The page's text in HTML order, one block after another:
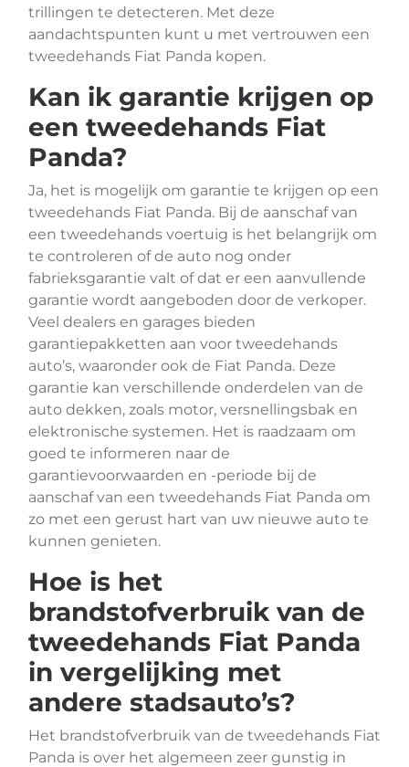
trillingen te detecteren. Met deze
aandachtspunten kunt u met vertrouwen een
tweedehands Fiat Panda kopen.
Kan ik garantie krijgen op
een tweedehands Fiat
Panda?
Ja, het is mogelijk om garantie te krijgen op een
tweedehands Fiat Panda. Bij de aanschaf van
een tweedehands voertuig is het belangrijk om
te controleren of de auto nog onder
fabrieksgarantie valt of dat er een aanvullende
garantie wordt aangeboden door de verkoper.
Veel dealers en garages bieden
garantiepakketten aan voor tweedehands
auto’s, waaronder ook de Fiat Panda. Deze
garantie kan verschillende onderdelen van de
auto dekken, zoals motor, versnellingsbak en
elektronische systemen. Het is raadzaam om
goed te informeren naar de
garantievoorwaarden en -periode bij de
aanschaf van een tweedehands Fiat Panda om
zo met een gerust hart van uw nieuwe auto te
kunnen genieten.
Hoe is het
brandstofverbruik van de
tweedehands Fiat Panda
in vergelijking met
andere stadsauto’s?
Het brandstofverbruik van de tweedehands Fiat
Panda is over het algemeen zeer gunstig in